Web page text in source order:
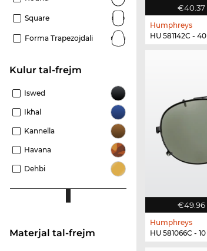
Square
Forma Trapezojdali
Kulur tal-frejm
Iswed
Ikħal
Kannella
Havana
Dehbi
Materjal tal-frejm
€40.37
Humphreys
HU 581142C - 40
€49.96
Humphreys
HU 581066C - 10